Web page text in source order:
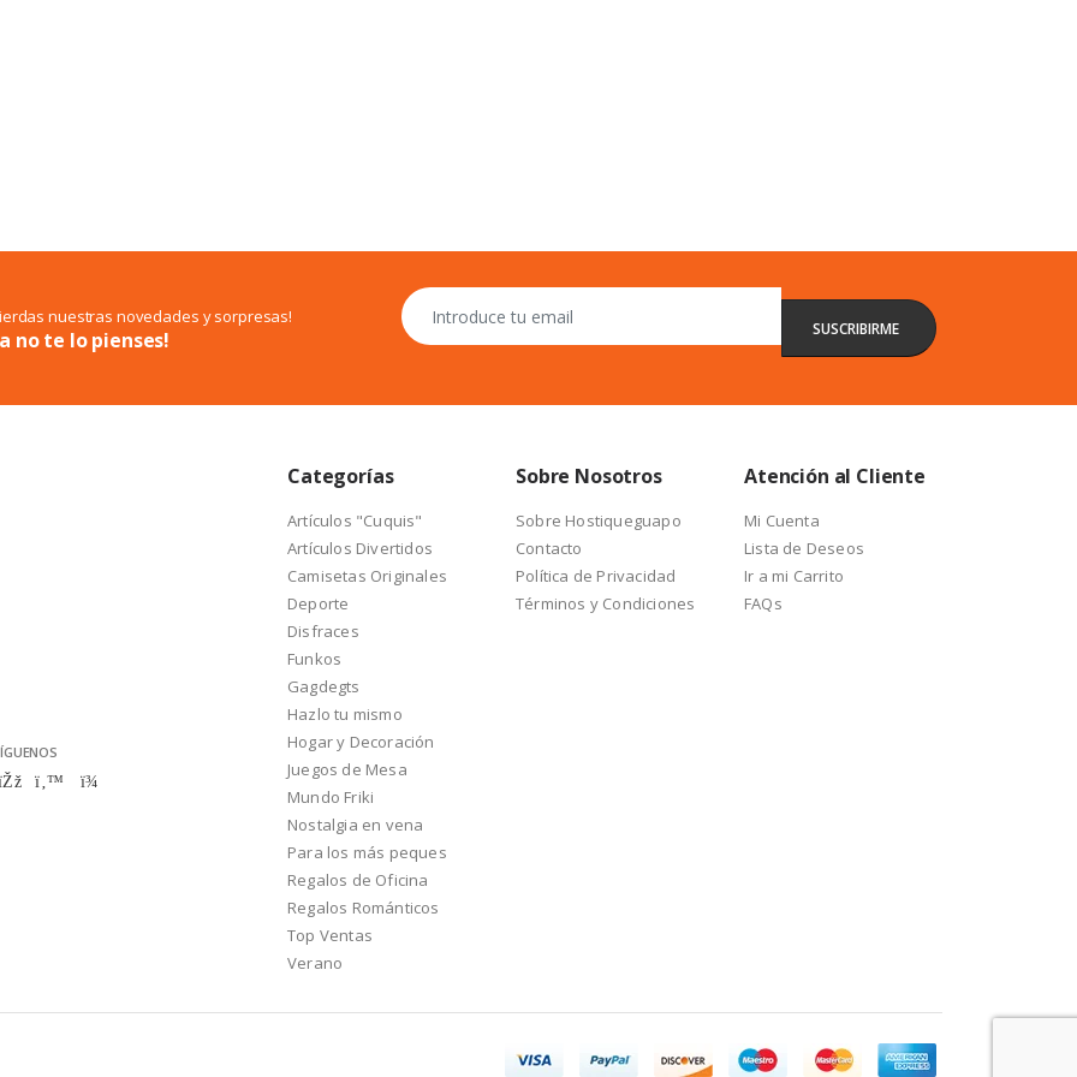
nuestras novedades y sorpresas!
no te lo pienses!
Categorías
Artículos "Cuquis"
Artículos Divertidos
Camisetas Originales
Deporte
Disfraces
Funkos
Gagdegts
Hazlo tu mismo
Hogar y Decoración
Juegos de Mesa
Mundo Friki
Nostalgia en vena
Para los más peques
Regalos de Oficina
Regalos Románticos
Top Ventas
Verano
Sobre Nosotros
Sobre Hostiqueguapo
Contacto
Política de Privacidad
Términos y Condiciones
Atención al Cliente
Mi Cuenta
Lista de Deseos
Ir a mi Carrito
FAQs